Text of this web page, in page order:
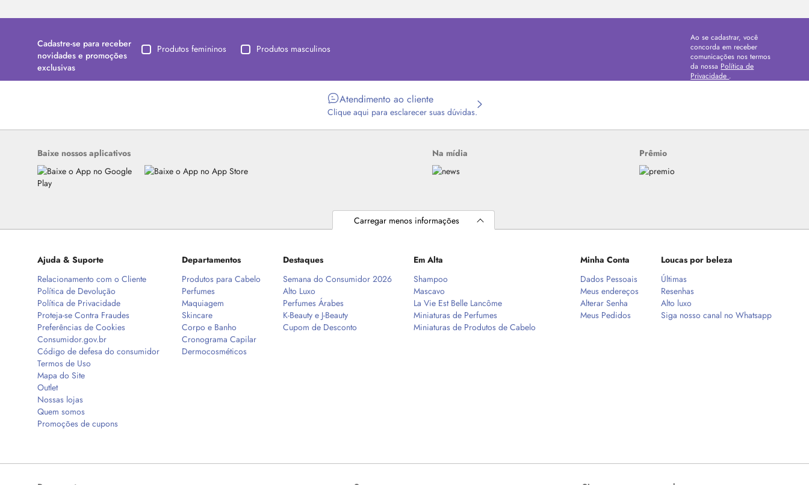
Cadastre-se para receber
novidades e promoções
exclusivas
Produtos femininos Produtos masculinos
Ao se cadastrar, você
concorda em receber
comunicações nos termos
da nossa Política de
Privacidade .
Atendimento ao cliente
Clique aqui para esclarecer suas dúvidas.
Baixe nossos aplicativos Na mídia Prêmio
Carregar menos informações
Ajuda & Suporte
Relacionamento com o Cliente
Política de Devolução
Política de Privacidade
Proteja-se Contra Fraudes
Preferências de Cookies
Consumidor.gov.br
Código de defesa do consumidor
Termos de Uso
Mapa do Site
Outlet
Nossas lojas
Quem somos
Promoções de cupons
Departamentos
Produtos para Cabelo
Perfumes
Maquiagem
Skincare
Corpo e Banho
Cronograma Capilar
Dermocosméticos
Destaques
Semana do Consumidor 2026
Alto Luxo
Perfumes Árabes
K-Beauty e J-Beauty
Cupom de Desconto
Em Alta
Shampoo
Mascavo
La Vie Est Belle Lancôme
Miniaturas de Perfumes
Miniaturas de Produtos de Cabelo
Minha Conta
Dados Pessoais
Meus endereços
Alterar Senha
Meus Pedidos
Loucas por beleza
Últimas
Resenhas
Alto luxo
Siga nosso canal no Whatsapp